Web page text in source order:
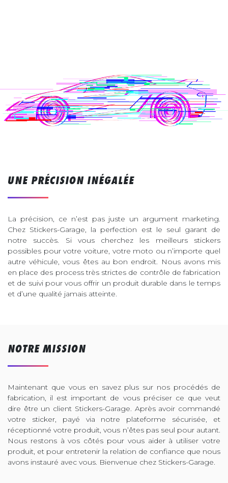
UNE PRÉCISION INÉGALÉE
La précision, ce n’est pas juste un argument marketing.
Chez Stickers-Garage, la perfection est le seul garant de
notre succès. Si vous cherchez les meilleurs stickers
possibles pour votre voiture, votre moto ou n’importe quel
autre véhicule, vous êtes au bon endroit. Nous avons mis
en place des process très strictes de contrôle de fabrication
et de suivi pour vous offrir un produit durable dans le temps
et d’une qualité jamais atteinte.
NOTRE MISSION
Maintenant que vous en savez plus sur nos procédés de
fabrication, il est important de vous préciser ce que veut
dire être un client Stickers-Garage. Après avoir commandé
votre sticker, payé via notre plateforme sécurisée, et
réceptionné votre produit, vous n’êtes pas seul pour autant.
Nous restons à vos côtés pour vous aider à utiliser votre
produit, et pour entretenir la relation de confiance que nous
avons instauré avec vous. Bienvenue chez Stickers-Garage.